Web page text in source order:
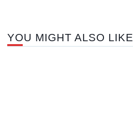
YOU MIGHT ALSO LIKE